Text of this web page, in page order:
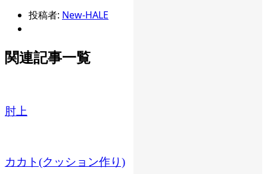
投稿者: New-HALE
関連記事一覧
肘上
カカト(クッション作り)